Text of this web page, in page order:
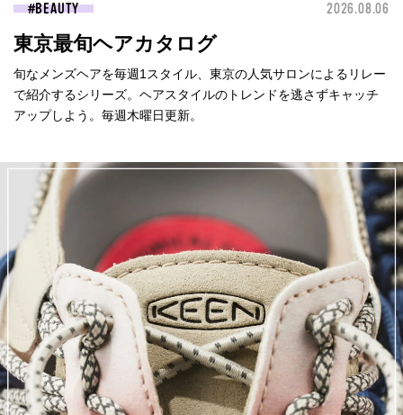
BEAUTY 2026.08.06
東京最旬ヘアカタログ
旬なメンズヘアを毎週1スタイル、東京の人気サロンによるリレー
で紹介するシリーズ。ヘアスタイルのトレンドを逃さずキャッチ
アップしよう。毎週木曜日更新。